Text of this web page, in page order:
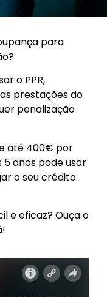
para
o PPR,
prestações do
penalização
até 400€ por
5 anos pode usar
o seu crédito
e eficaz? Ouça o